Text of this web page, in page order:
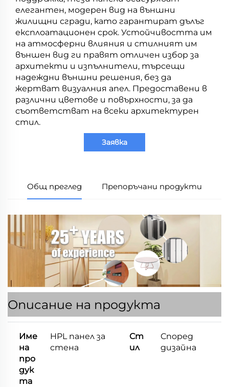
елегантен, модерен вид на външни
жилищни сгради, като гарантират дълъг
експлоатационен срок. Устойчивостта им
на атмосферни влияния и стилният им
външен вид ги правят отличен избор за
архитекти и изпълнители, търсещи
надеждни външни решения, без да
жертват визуалния апел. Предоставени в
различни цветове и повърхности, за да
съответстват на всеки архитектурен
стил.
Заявка
Общ преглед Препоръчани продукти
Описание на продукта
Име
на
про
дук
та
HPL панел за
стена
Ст
ил
Според
дизайна